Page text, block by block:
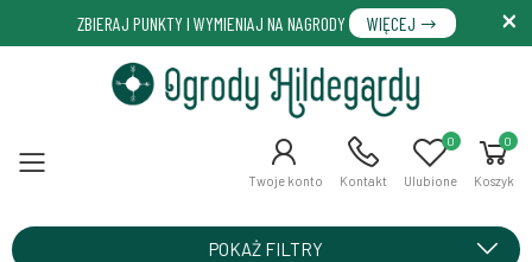
ZBIERAJ PUNKTY I WYMIENIAJ NA NAGRODY WIĘCEJ
Menu Twoje konto Kontakt Ulubione
0 0
Koszyk
POKAŻ FILTRY